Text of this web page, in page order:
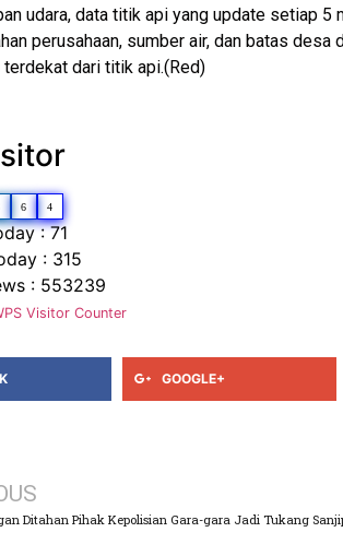
udara, data titik api yang update setiap
perusahaan, sumber air, dan batas
dari titik api.(Red)
6 4
: 71
: 315
: 553239
Visitor Counter
GOOGLE+
Ditahan Pihak Kepolisian Gara-gara Jadi Tukang